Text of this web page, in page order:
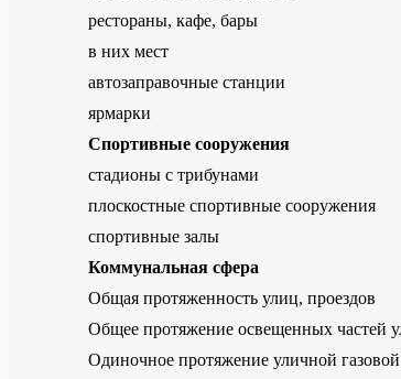
рестораны, кафе, бары
в них мест
автозаправочные станции
ярмарки
Спортивные сооружения
стадионы с трибунами
плоскостные спортивные сооружения
спортивные залы
Коммунальная сфера
Общая протяженность улиц, проездов
Общее протяжение освещенных частей
Одиночное протяжение уличной газовой